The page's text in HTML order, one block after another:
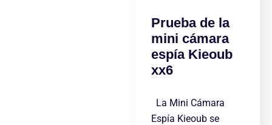
Prueba de la
mini cámara
espía Kieoub
xx6
La Mini Cámara
Espía Kieoub se